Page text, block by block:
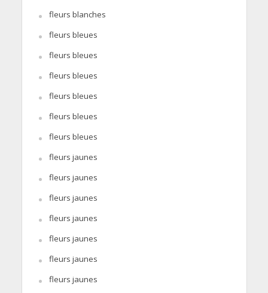
fleurs blanches
fleurs bleues
fleurs bleues
fleurs bleues
fleurs bleues
fleurs bleues
fleurs bleues
fleurs jaunes
fleurs jaunes
fleurs jaunes
fleurs jaunes
fleurs jaunes
fleurs jaunes
fleurs jaunes